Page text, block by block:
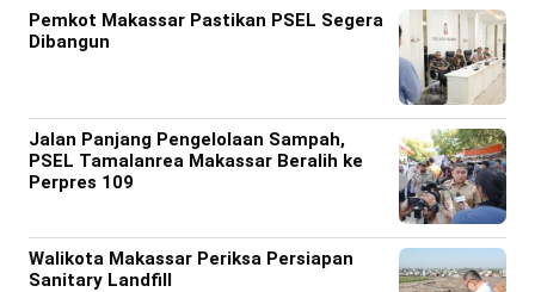
Pemkot Makassar Pastikan PSEL Segera
Dibangun
Jalan Panjang Pengelolaan Sampah,
PSEL Tamalanrea Makassar Beralih ke
Perpres 109
Walikota Makassar Periksa Persiapan
Sanitary Landfill